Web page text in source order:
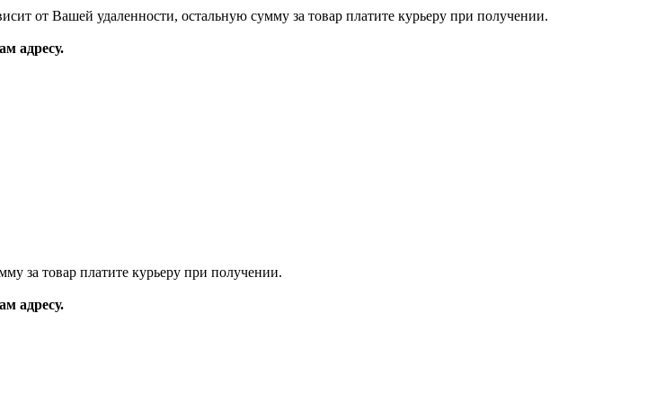
от Вашей удаленности, остальную сумму за товар платите курьеру при получении.
адресу.
за товар платите курьеру при получении.
адресу.